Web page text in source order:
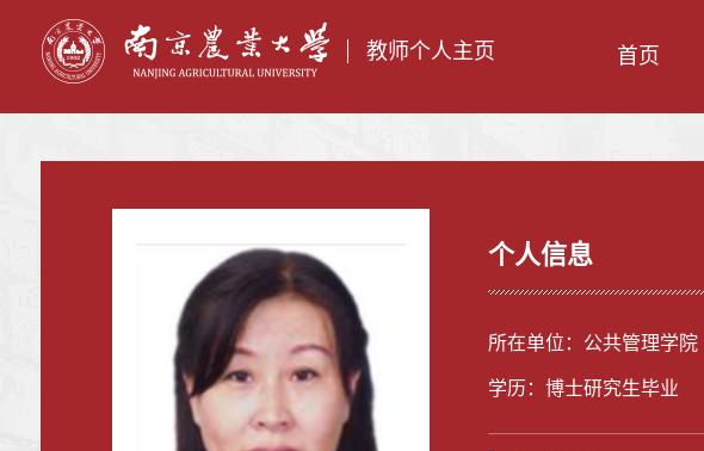
教师个人主页 首页
个人信息
所在单位：公共管理学院
学历：博士研究生毕业